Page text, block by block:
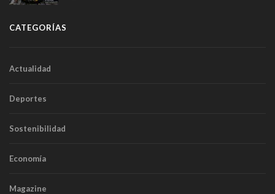
CATEGORÍAS
Actualidad
Deportes
Sostenibilidad
Economía
Magazine